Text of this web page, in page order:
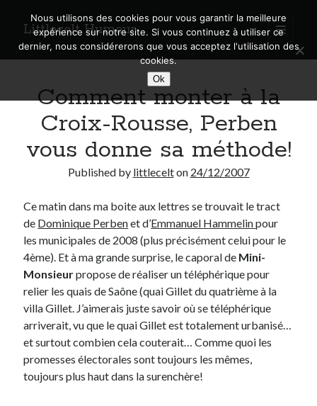
Littlecelt Humeur
open
primary
menu
Sidebar
Search
Municipales 2026 : Lyon, Métropole et Caluire, mon choix pour l’avenir
Explorez les Chemins Enchantés à Vélo : Aventures Familiales près de
Lyon !
Quel Lyonnais es-tu, Renaud Ducher ?
A quand une véritable place pour le vélo à Caluire dans la Métropole de
Comment je vis ma vie sur un vélo
Derniers Commentaires
Entretien ménagerdansT’as vu quoi ? #52
Comment monter à la
Croix-Rousse, Perben
vous donne sa méthode!
Published by littlecelton 24/12/2007
Ce matin dans ma boite aux lettres se trouvait le tract
de Dominique Perbenet d’Emmanuel Hammelinpour
les municipales de 2008 (plus précisément celui pour le
4ème). Et à ma grande surprise, le caporal de Mini-
Monsieurpropose de réaliser un téléphérique pour
relier les quais de Saône (quai Gillet du quatrième à la
villa Gillet. J’aimerais juste savoir où se téléphérique
arriverait, vu que le quai Gillet est totalement urbanisé…
et surtout combien cela couterait… Comme quoi les
promesses électorales sont toujours les mêmes,
toujours plus haut dans la surenchère!
Nous utilisons des cookies pour vous garantir la meilleure
expérience sur notre site. Si vous continuez à utiliser ce
dernier, nous considérerons que vous acceptez l'utilisation des
cookies.
Ok